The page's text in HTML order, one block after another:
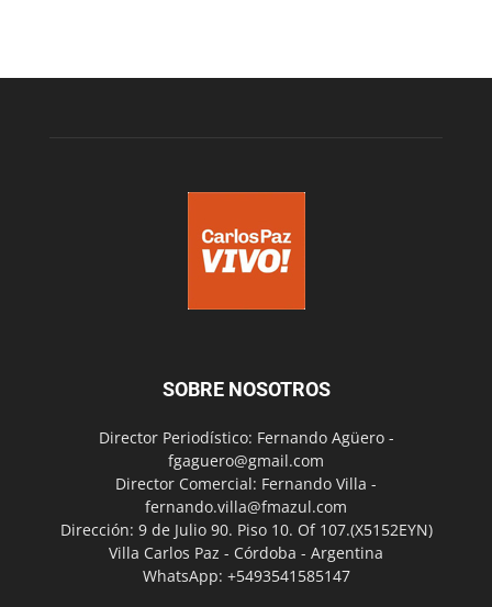
SOBRE NOSOTROS
Director Periodístico: Fernando Agüero -
fgaguero@gmail.com
Director Comercial: Fernando Villa -
fernando.villa@fmazul.com
Dirección: 9 de Julio 90. Piso 10. Of 107.(X5152EYN)
Villa Carlos Paz - Córdoba - Argentina
WhatsApp: +5493541585147